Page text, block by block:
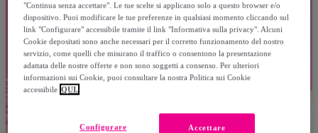
"Continua senza accettare". Le tue scelte si applicano solo a questo browser e/o
dispositivo. Puoi modificare le tue preferenze in qualsiasi momento cliccando sul
link "Configurare" accessibile tramite il link "Informativa sulla privacy". Alcuni
Cookie depositati sono anche necessari per il corretto funzionamento del nostro
servizio, come quelli che misurano il traffico o consentono la presentazione
adattata delle nostre offerte e non sono soggetti a consenso. Per ulteriori
informazioni sui Cookie, puoi consultare la nostra Politica sui Cookie
accessibile QUI.
Accettare
Configurare